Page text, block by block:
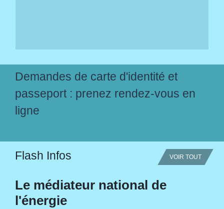
Demandes de carte d'identité et
passeport : prenez rendez-vous en
ligne
Flash Infos VOIR TOUT
Le médiateur national de
l'énergie